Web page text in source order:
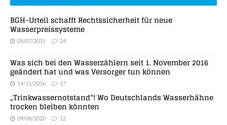
BGH-Urteil schafft Rechtssicherheit für neue
Wasserpreissysteme
05/07/2015 24
Was sich bei den Wasserzählern seit 1. November 2016
geändert hat und was Versorger tun können
14/11/2016 17
„Trinkwassernotstand“! Wo Deutschlands Wasserhähne
trocken bleiben könnten
09/08/2020 12